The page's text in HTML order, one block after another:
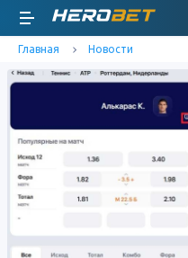
Главная Новости